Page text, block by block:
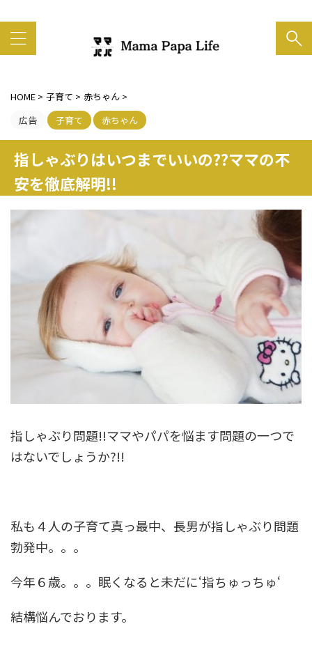
HOME > 子育て > 赤ちゃん >
広告
子育て 赤ちゃん
指しゃぶりはいつまでいいの??ママの不
安を徹底解明!!
指しゃぶり問題!!ママやパパを悩ます問題の一つで
はないでしょうか?!!
私も４人の子育て真っ最中、長男が指しゃぶり問題
勃発中。。。
今年６歳。。。眠くなると未だに‘指ちゅっちゅ‘
結構悩んでおります。